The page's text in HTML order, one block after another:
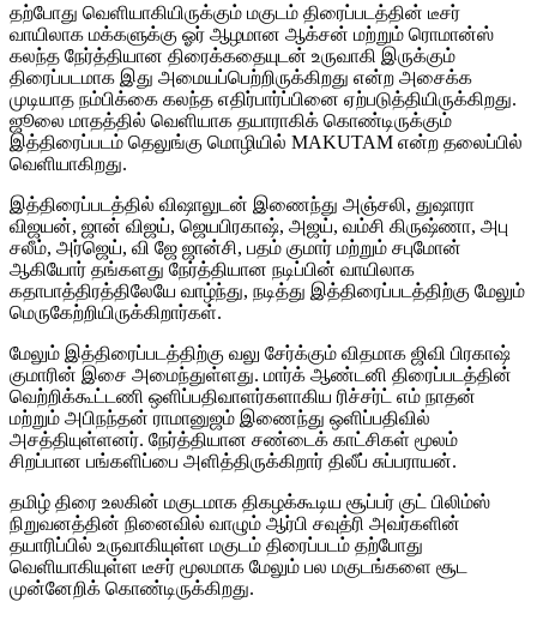
தற்போது வெளியாகியிருக்கும் மகுடம் திரைப்படத்தின் டீசர்
வாயிலாக மக்களுக்கு ஓர் ஆழமான ஆக்சன் மற்றும் ரொமான்ஸ்
கலந்த நேர்த்தியான திரைக்கதையுடன் உருவாகி இருக்கும்
திரைப்படமாக இது அமையப்பெற்றிருக்கிறது என்ற அசைக்க
முடியாத நம்பிக்கை கலந்த எதிர்பார்ப்பினை ஏற்படுத்தியிருக்கிறது.
ஜூலை மாதத்தில் வெளியாக தயாராகிக் கொண்டிருக்கும்
இத்திரைப்படம் தெலுங்கு மொழியில் MAKUTAM என்ற தலைப்பில்
வெளியாகிறது.
இத்திரைப்படத்தில் விஷாலுடன் இணைந்து அஞ்சலி, துஷாரா
விஜயன், ஜான் விஜய், ஜெயபிரகாஷ், அஜய், வம்சி கிருஷ்ணா, அபு
சலீம், அர்ஜெய், வி ஜே ஜான்சி, பதம் குமார் மற்றும் சபுமோன்
ஆகியோர் தங்களது நேர்த்தியான நடிப்பின் வாயிலாக
கதாபாத்திரத்திலேயே வாழ்ந்து, நடித்து இத்திரைப்படத்திற்கு மேலும்
மெருகேற்றியிருக்கிறார்கள்.
மேலும் இத்திரைப்படத்திற்கு வலு சேர்க்கும் விதமாக ஜிவி பிரகாஷ்
குமாரின் இசை அமைந்துள்ளது. மார்க் ஆண்டனி திரைப்படத்தின்
வெற்றிக்கூட்டணி ஒளிப்பதிவாளர்களாகிய ரிச்சர்ட் எம் நாதன்
மற்றும் அபிநந்தன் ராமானுஜம் இணைந்து ஒளிப்பதிவில்
அசத்தியுள்ளனர். நேர்த்தியான சண்டைக் காட்சிகள் மூலம்
சிறப்பான பங்களிப்பை அளித்திருக்கிறார் திலீப் சுப்பராயன்.
தமிழ் திரை உலகின் மகுடமாக திகழக்கூடிய சூப்பர் குட் பிலிம்ஸ்
நிறுவனத்தின் நினைவில் வாழும் ஆர்பி சவுத்ரி அவர்களின்
தயாரிப்பில் உருவாகியுள்ள மகுடம் திரைப்படம் தற்போது
வெளியாகியுள்ள டீசர் மூலமாக மேலும் பல மகுடங்களை சூட
முன்னேறிக் கொண்டிருக்கிறது.